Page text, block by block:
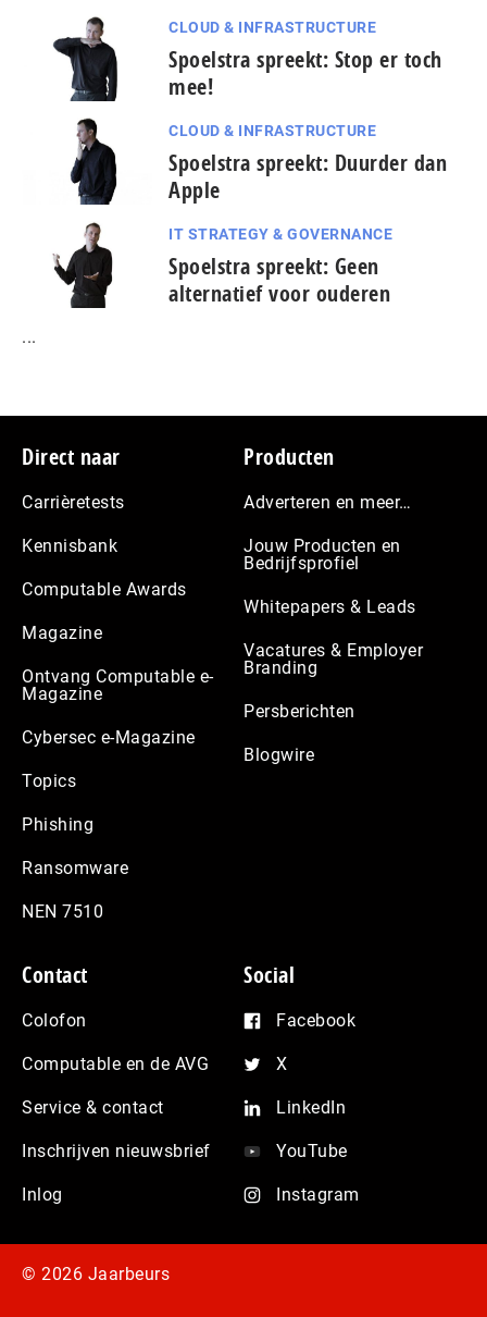
CLOUD & INFRASTRUCTURE
Spoelstra spreekt: Stop er toch
mee!
CLOUD & INFRASTRUCTURE
Spoelstra spreekt: Duurder dan
Apple
IT STRATEGY & GOVERNANCE
Spoelstra spreekt: Geen
alternatief voor ouderen
...
Footer
Direct naar
Carrièretests
Kennisbank
Computable Awards
Magazine
Ontvang Computable e-
Magazine
Cybersec e-Magazine
Topics
Phishing
Ransomware
NEN 7510
Producten
Adverteren en meer…
Jouw Producten en
Bedrijfsprofiel
Whitepapers & Leads
Vacatures & Employer
Branding
Persberichten
Blogwire
Contact
Colofon
Computable en de AVG
Service & contact
Inschrijven nieuwsbrief
Inlog
Social
Facebook
X
LinkedIn
YouTube
Instagram
© 2026 Jaarbeurs